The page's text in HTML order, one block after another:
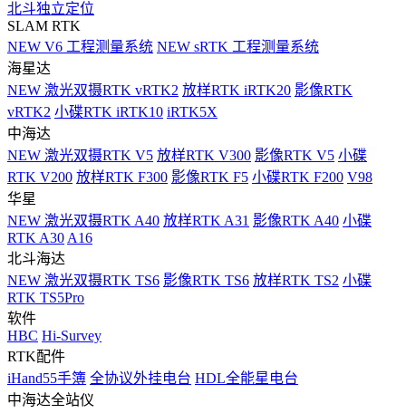
北斗独立定位
SLAM RTK
NEW V6 工程测量系统 NEW sRTK 工程测量系统
海星达
NEW 激光双摄RTK vRTK2 放样RTK iRTK20 影像RTK
vRTK2 小碟RTK iRTK10 iRTK5X
中海达
NEW 激光双摄RTK V5 放样RTK V300 影像RTK V5 小碟
RTK V200 放样RTK F300 影像RTK F5 小碟RTK F200 V98
华星
NEW 激光双摄RTK A40 放样RTK A31 影像RTK A40 小碟
RTK A30 A16
北斗海达
NEW 激光双摄RTK TS6 影像RTK TS6 放样RTK TS2 小碟
RTK TS5Pro
软件
HBC Hi-Survey
RTK配件
iHand55手簿 全协议外挂电台 HDL全能星电台
中海达全站仪